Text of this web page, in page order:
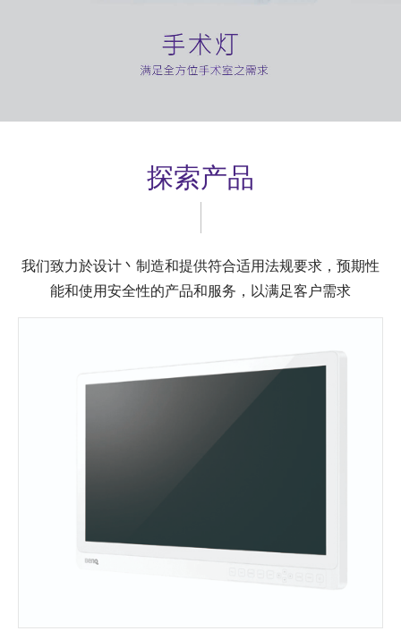
探索产品
我们致力於设计丶制造和提供符合适用法规要求，预期性
能和使用安全性的产品和服务，以满足客户需求